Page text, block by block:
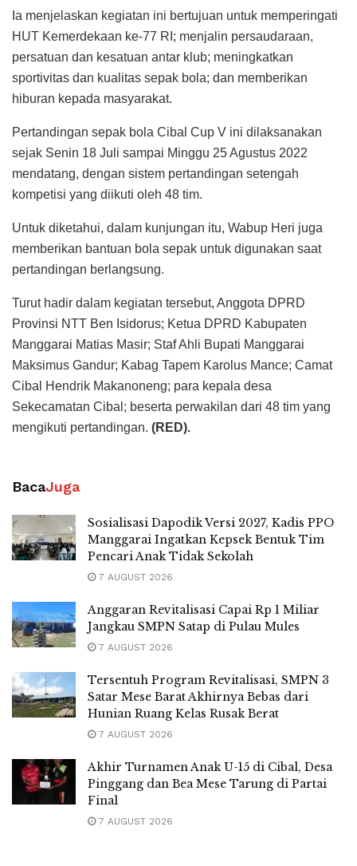
Ia menjelaskan kegiatan ini bertujuan untuk memperingati
HUT Kemerdekaan ke-77 RI; menjalin persaudaraan,
persatuan dan kesatuan antar klub; meningkatkan
sportivitas dan kualitas sepak bola; dan memberikan
hiburan kepada masyarakat.
Pertandingan sepak bola Cibal Cup V ini dilaksanakan
sejak Senin 18 Juli sampai Minggu 25 Agustus 2022
mendatang, dengan sistem pertandingan setengah
kompetisi yang diikuti oleh 48 tim.
Untuk diketahui, dalam kunjungan itu, Wabup Heri juga
memberikan bantuan bola sepak untuk digunakan saat
pertandingan berlangsung.
Turut hadir dalam kegiatan tersebut, Anggota DPRD
Provinsi NTT Ben Isidorus; Ketua DPRD Kabupaten
Manggarai Matias Masir; Staf Ahli Bupati Manggarai
Maksimus Gandur; Kabag Tapem Karolus Mance; Camat
Cibal Hendrik Makanoneng; para kepala desa
Sekecamatan Cibal; beserta perwakilan dari 48 tim yang
mengikuti pertandingan. (RED).
BacaJuga
Sosialisasi Dapodik Versi 2027, Kadis PPO
Manggarai Ingatkan Kepsek Bentuk Tim
Pencari Anak Tidak Sekolah
7 AUGUST 2026
Anggaran Revitalisasi Capai Rp 1 Miliar
Jangkau SMPN Satap di Pulau Mules
7 AUGUST 2026
Tersentuh Program Revitalisasi, SMPN 3
Satar Mese Barat Akhirnya Bebas dari
Hunian Ruang Kelas Rusak Berat
7 AUGUST 2026
Akhir Turnamen Anak U-15 di Cibal, Desa
Pinggang dan Bea Mese Tarung di Partai
Final
7 AUGUST 2026